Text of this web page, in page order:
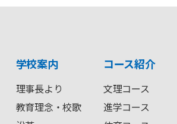
学校案内
理事長より
教育理念・校歌
コース紹介
文理コース
進学コース